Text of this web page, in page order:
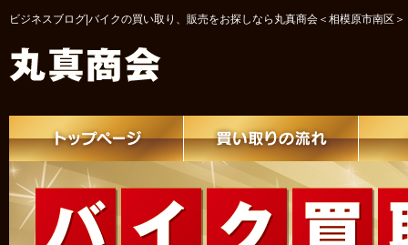
ビジネスブログ|バイクの買い取り、販売をお探しなら丸真商会＜相模原市南区＞